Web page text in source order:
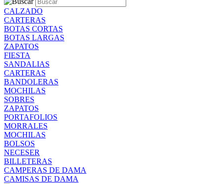
CALZADO
CARTERAS
BOTAS CORTAS
BOTAS LARGAS
ZAPATOS
FIESTA
SANDALIAS
CARTERAS
BANDOLERAS
MOCHILAS
SOBRES
ZAPATOS
PORTAFOLIOS
MORRALES
MOCHILAS
BOLSOS
NECESER
BILLETERAS
CAMPERAS DE DAMA
CAMISAS DE DAMA